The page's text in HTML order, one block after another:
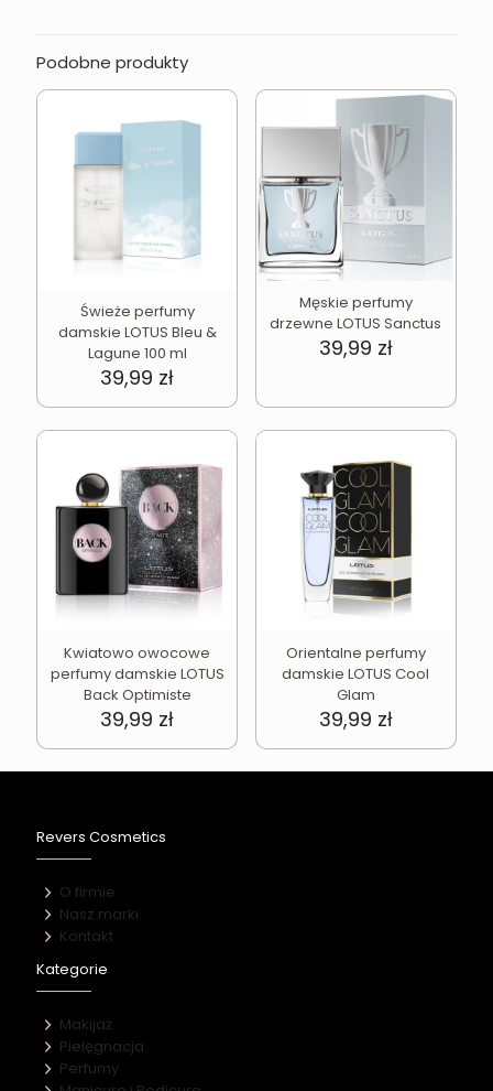
Podobne produkty
Świeże perfumy
damskie LOTUS Bleu &
Lagune 100 ml
39,99 zł
Męskie perfumy
drzewne LOTUS Sanctus
39,99 zł
Kwiatowo owocowe
perfumy damskie LOTUS
Back Optimiste
39,99 zł
Orientalne perfumy
damskie LOTUS Cool
Glam
39,99 zł
Revers Cosmetics
O firmie
Nasz marki
Kontakt
Kategorie
Makijaż
Pielęgnacja
Perfumy